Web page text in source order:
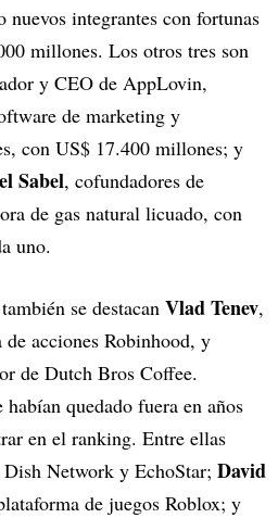
nuevos integrantes con fortunas
millones. Los otros tres son
y CEO de AppLovin,
de marketing y
con US$ 17.400 millones; y
Sabel, cofundadores de
de gas natural licuado, con
uno.
se destacan Vlad Tenev,
de acciones Robinhood, y
de Dutch Bros Coffee.
quedado fuera en años
en el ranking. Entre ellas
Dish Network y EchoStar; David
de juegos Roblox; y